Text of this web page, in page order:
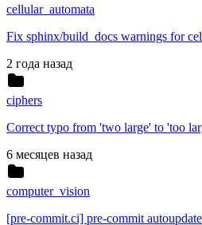
cellular_automata
Fix sphinx/build_docs warnings for
2 года назад
ciphers
Correct typo from 'two large' to 'too
6 месяцев назад
computer_vision
[pre-commit.ci] pre-commit